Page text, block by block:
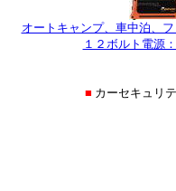
オートキャンプ、車中泊、
１２ボルト電源
■ カーセキュリ